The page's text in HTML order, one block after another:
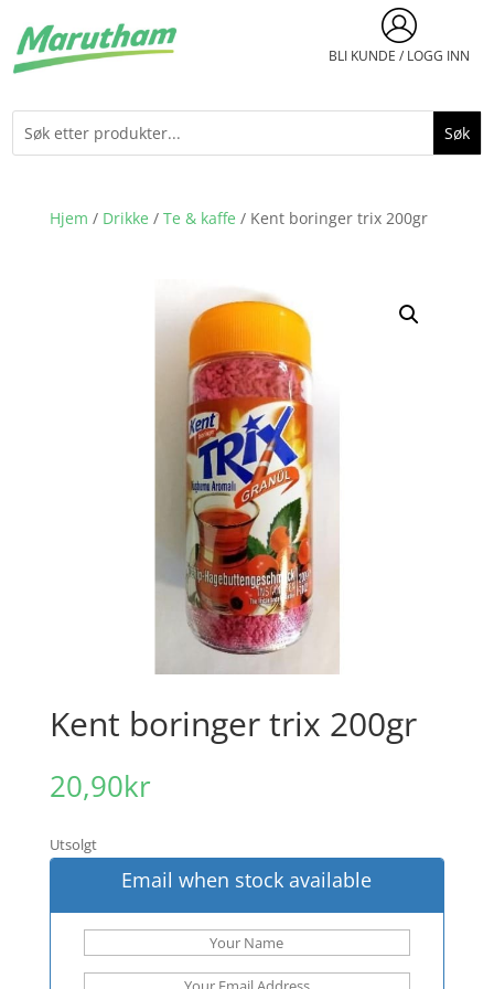
BLI KUNDE / LOGG INN
Hjem / Drikke / Te & kaffe / Kent boringer trix 200gr
Kent boringer trix 200gr
20,90kr
Utsolgt
Email when stock available